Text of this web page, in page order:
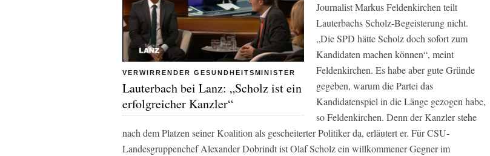
VERWIRRENDER GESUNDHEITSMINISTER
Lauterbach bei Lanz: „Scholz ist ein
erfolgreicher Kanzler“
Journalist Markus Feldenkirchen teilt
Lauterbachs Scholz-Begeisterung nicht.
„Die SPD hätte Scholz doch sofort zum
Kandidaten machen können“, meint
Feldenkirchen. Es habe aber gute Gründe
gegeben, warum die Partei das
Kandidatenspiel in die Länge gezogen habe,
so Feldenkirchen. Denn der Kanzler stehe
nach dem Platzen seiner Koalition als gescheiterter Politiker da, erläutert er. Für CSU-
Landesgruppenchef Alexander Dobrindt ist Olaf Scholz ein willkommener Gegner im